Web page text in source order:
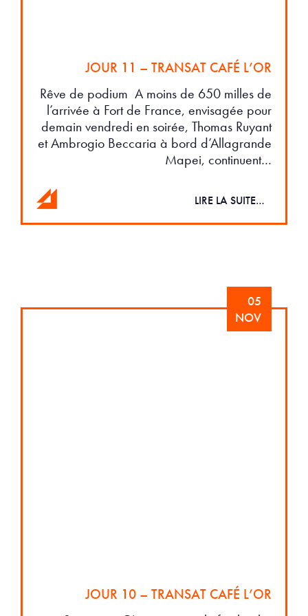
JOUR 11 – TRANSAT CAFÉ L’OR
Rêve de podium A moins de 650 milles de
l’arrivée à Fort de France, envisagée pour
demain vendredi en soirée, Thomas Ruyant
et Ambrogio Beccaria à bord d’Allagrande
Mapei, continuent…
LIRE LA SUITE…
05
NOV
JOUR 10 – TRANSAT CAFÉ L’OR